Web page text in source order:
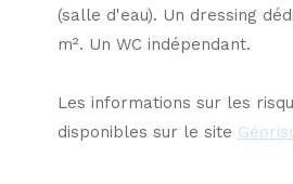
(salle d'eau). Un dressing
m². Un WC indépendant.
Les informations sur les
disponibles sur le site